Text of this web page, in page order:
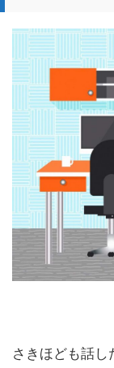
さきほども話